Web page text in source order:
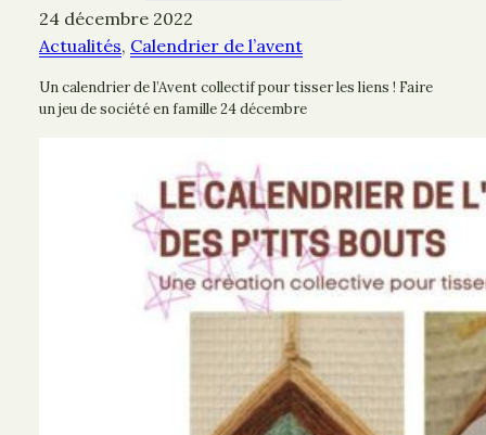
24 décembre 2022
Actualités, Calendrier de l’avent
Un calendrier de l’Avent collectif pour tisser les liens ! Faire
un jeu de société en famille 24 décembre